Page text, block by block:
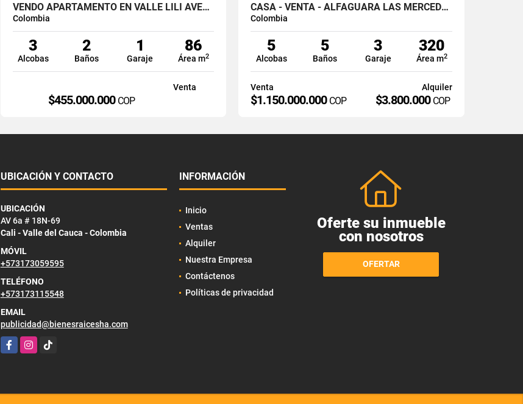
VENDO APARTAMENTO EN VALLE LILI AVELLANA PARQUE VIVERO CALI SUR 86M2
Colombia
3
Alcobas
2
Baños
1
Garaje
86
Área m2
Venta
$455.000.000 COP
CASA - VENTA - ALFAGUARA LAS MERCEDES - JAMUNDI - SUR
Colombia
5
Alcobas
5
Baños
3
Garaje
320
Área m2
Venta
$1.150.000.000 COP
Alquiler
$3.800.000 COP
UBICACIÓN Y CONTACTO
UBICACIÓN
AV 6a # 18N-69
Cali - Valle del Cauca - Colombia
MÓVIL
+573173059595
TELÉFONO
+573173115548
EMAIL
publicidad@bienesraicesha.com
FacebookInstagram
TikTok
INFORMACIÓN
Inicio
Ventas
Alquiler
Nuestra Empresa
Contáctenos
Políticas de privacidad
Oferte su inmueble
con nosotros
OFERTAR